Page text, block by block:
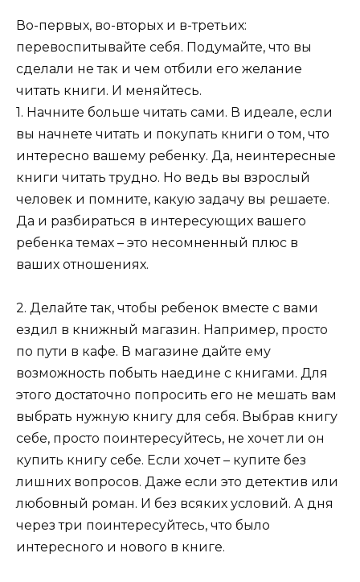
Во-первых, во-вторых и в-третьих:
перевоспитывайте себя. Подумайте, что вы
сделали не так и чем отбили его желание
читать книги. И меняйтесь.
1. Начните больше читать сами. В идеале, если
вы начнете читать и покупать книги о том, что
интересно вашему ребенку. Да, неинтересные
книги читать трудно. Но ведь вы взрослый
человек и помните, какую задачу вы решаете.
Да и разбираться в интересующих вашего
ребенка темах – это несомненный плюс в
ваших отношениях.
2. Делайте так, чтобы ребенок вместе с вами
ездил в книжный магазин. Например, просто
по пути в кафе. В магазине дайте ему
возможность побыть наедине с книгами. Для
этого достаточно попросить его не мешать вам
выбрать нужную книгу для себя. Выбрав книгу
себе, просто поинтересуйтесь, не хочет ли он
купить книгу себе. Если хочет – купите без
лишних вопросов. Даже если это детектив или
любовный роман. И без всяких условий. А дня
через три поинтересуйтесь, что было
интересного и нового в книге.